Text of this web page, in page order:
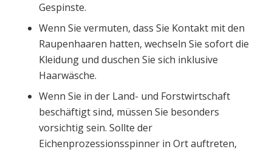
Gespinste.
Wenn Sie vermuten, dass Sie Kontakt mit den
Raupenhaaren hatten, wechseln Sie sofort die
Kleidung und duschen Sie sich inklusive
Haarwäsche.
Wenn Sie in der Land- und Forstwirtschaft
beschäftigt sind, müssen Sie besonders
vorsichtig sein. Sollte der
Eichenprozessionsspinner in Ort auftreten,